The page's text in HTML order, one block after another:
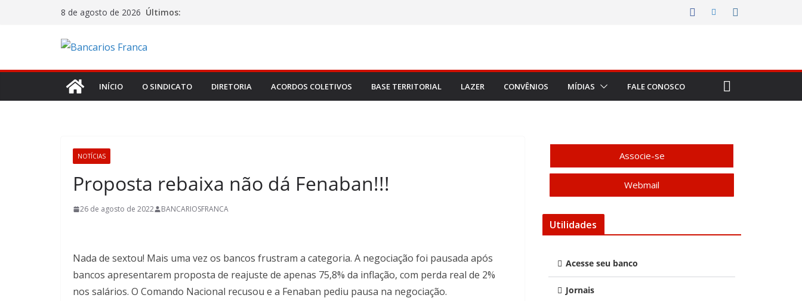
8 de agosto de 2026 Últimos:
INÍCIO O SINDICATO DIRETORIA ACORDOS COLETIVOS BASE TERRITORIAL LAZER CONVÊNIOS MÍDIAS FALE CONOSCO
NOTÍCIAS
Proposta rebaixa não dá Fenaban!!!
26 de agosto de 2022 BANCARIOSFRANCA
Nada de sextou! Mais uma vez os bancos frustram a categoria. A negociação foi pausada após
bancos apresentarem proposta de reajuste de apenas 75,8% da inflação, com perda real de 2%
nos salários. O Comando Nacional recusou e a Fenaban pediu pausa na negociação.
Associe-se
Webmail
Utilidades
Acesse seu banco
Jornais